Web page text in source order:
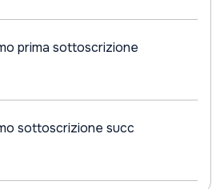
prima sottoscrizione
sottoscrizione succ